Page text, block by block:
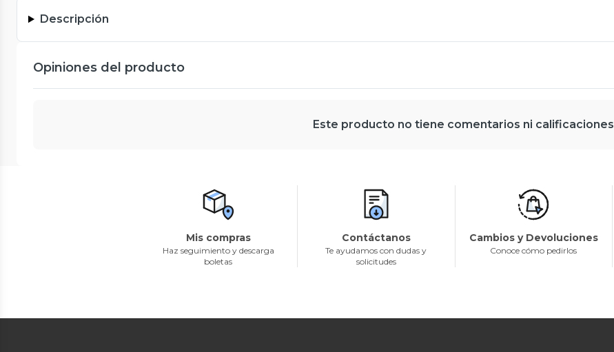
Descripción
Opiniones del producto
Este producto no tiene comentarios ni calificaciones
Mis compras
Haz seguimiento y descarga
boletas
Contáctanos
Te ayudamos con dudas y
solicitudes
Cambios y Devoluciones
Conoce cómo pedirlos